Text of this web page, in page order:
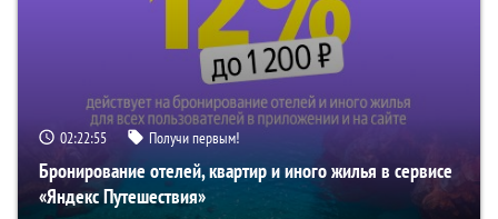
02:22:54 Получи первым!
Бронирование отелей, квартир и иного жилья в сервисе
«Яндекс Путешествия»